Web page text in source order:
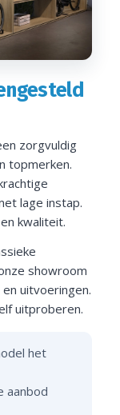
zorgvuldig
topmerken.
lage instap.
kwaliteit.
showroom
uitvoeringen.
uitproberen.
het
aanbod